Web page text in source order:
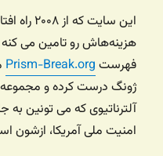
این سایت
هزینه‌هاش رو تامین می
فهرست Prism-Break.org
ژونگ درست کرده و
آلترناتیوی که می تونین
امنیت ملی آمریکا،‌ ازشون